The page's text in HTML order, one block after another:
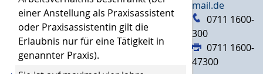
einer Anstellung als Praxisassistent
oder Praxisassistentin gilt die
Erlaubnis nur für eine Tätigkeit in
genannter Praxis).
mail.de
0711 1600-
300
0711 1600-
47300